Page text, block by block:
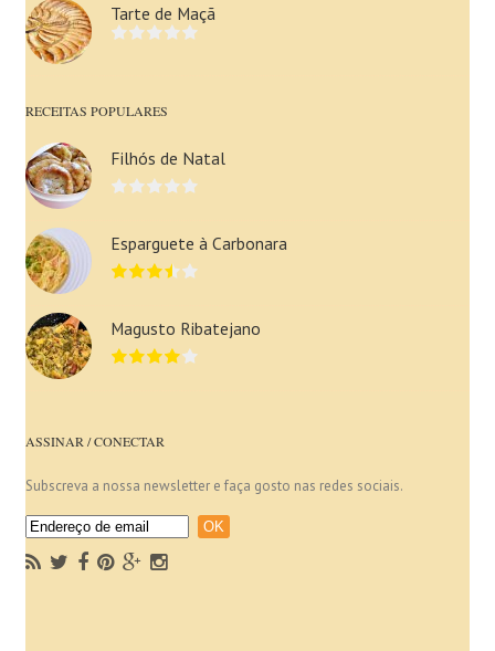
Tarte de Maçã
RECEITAS POPULARES
Filhós de Natal
Esparguete à Carbonara
Magusto Ribatejano
ASSINAR / CONECTAR
Subscreva a nossa newsletter e faça gosto nas redes sociais.